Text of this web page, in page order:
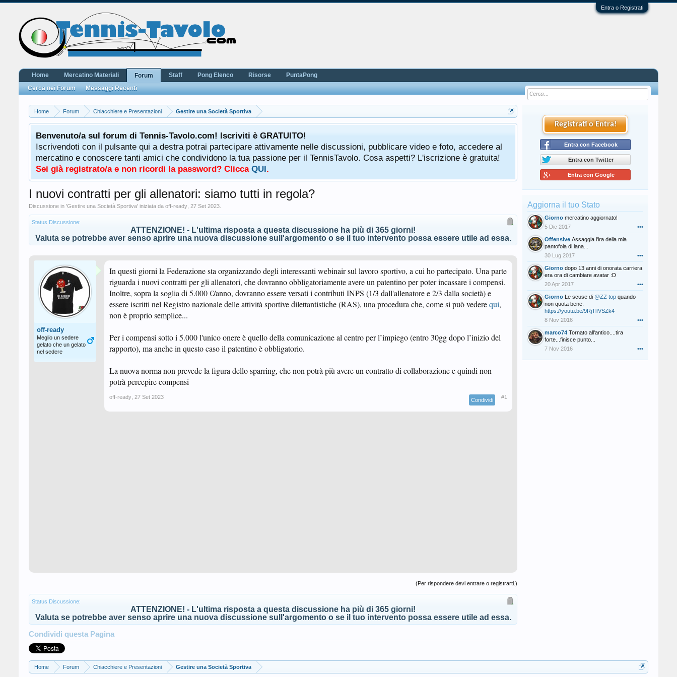
Entra o Registrati
Home Forum Chiacchiere e Presentazioni Gestire una Società Sportiva
Benvenuto/a sul forum di Tennis-Tavolo.com! Iscriviti è GRATUITO!
Iscrivendoti con il pulsante qui a destra potrai partecipare attivamente nelle discussioni, pubblicare video e foto, accedere al
mercatino e conoscere tanti amici che condividono la tua passione per il TennisTavolo. Cosa aspetti? L'iscrizione è gratuita!
Sei già registrato/a e non ricordi la password? Clicca QUI.
I nuovi contratti per gli allenatori: siamo tutti in regola?
Discussione in 'Gestire una Società Sportiva' iniziata da off-ready 27 Set 2023
Status Discussione:
ATTENZIONE! - L'ultima risposta a questa discussione ha più di 365 giorni!
Valuta se potrebbe aver senso aprire una nuova discussione sull'argomento o se il tuo intervento possa essere utile ad essa.
off-ready
Meglio un sedere
gelato che un gelato
nel sedere
In questi giorni la Federazione sta organizzando degli interessanti webinair sul lavoro sportivo, a cui ho partecipato. Una parte
riguarda i nuovi contratti per gli allenatori, che dovranno obbligatoriamente avere un patentino per poter incassare i compensi.
Inoltre, sopra la soglia di 5.000 €/anno, dovranno essere versati i contributi INPS (1/3 dall'allenatore e 2/3 dalla società) e
essere iscritti nel Registro nazionale delle attività sportive dilettantistiche (RAS), una procedura che, come si può vederequi,
non è proprio semplice...
Per i compensi sotto i 5.000 l'unico onere è quello della comunicazione al centro per l’impiego (entro 30gg dopo l’inizio del
rapporto), ma anche in questo caso il patentino è obbligatorio.
La nuova norma non prevede la figura dello sparring, che non potrà più avere un contratto di collaborazione e quindi non
potrà percepire compensi
off-ready 27 Set 2023 Condividi #1
(Per rispondere devi entrare o registrarti.)
Status Discussione:
ATTENZIONE! - L'ultima risposta a questa discussione ha più di 365 giorni!
Valuta se potrebbe aver senso aprire una nuova discussione sull'argomento o se il tuo intervento possa essere utile ad essa.
Condividi questa Pagina
Registrati o Entra!
Entra con Facebook
Entra con Twitter
Entra con Google
Aggiorna il tuo Stato
Giorno mercatino aggiornato!
5 Dic 2017
•••
Offensive Assaggia l'ira della mia
pantofola di lana...
30 Lug 2017
•••
Giorno dopo 13 anni di onorata carriera
era ora di cambiare avatar :D
20 Apr 2017
•••
Giorno Le scuse di @ZZ top quando
non quota bene:
https://youtu.be/9RjTlfVSZk4
8 Nov 2016
•••
marco74 Tornato all'antico....tira
forte...finisce punto...
7 Nov 2016
•••
Home Forum Chiacchiere e Presentazioni Gestire una Società Sportiva
Home Mercatino Materiali
Forum
Cerca nei Forum
Messaggi Recenti
Staff Pong Elenco Risorse PuntaPong